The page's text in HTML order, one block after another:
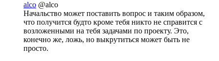
alco @alco
Начальство может поставить вопрос и таким образом,
что получится будто кроме тебя никто не справится с
возложенными на тебя задачами по проекту. Это,
конечно же, ложь, но выкрутиться может быть не
просто.